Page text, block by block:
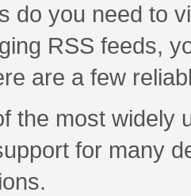
do you need to
RSS feeds,
are a few
the most widely
for many